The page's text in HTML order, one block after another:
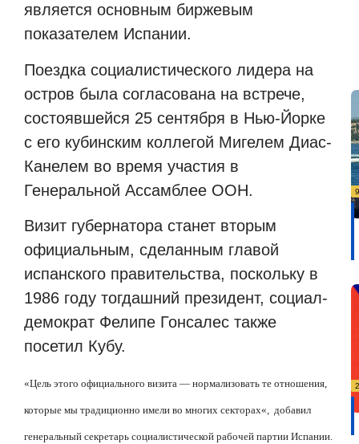
является основным биржевым
показателем Испании.
Поездка социалистического лидера на
остров была согласована на встрече,
состоявшейся 25 сентября в Нью-Йорке
с его кубинским коллегой Мигелем Диас-
Канелем во время участия в
Генеральной Ассамблее ООН.
Визит губернатора станет вторым
официальным, сделанным главой
испанского правительства, поскольку в
1986 году тогдашний президент, социал-
демократ Фелипе Гонсалес также
посетил Кубу.
«Цель этого официального визита — нормализовать те отношения,
которые мы традиционно имели во многих секторах«, добавил
генеральный секретарь социалистической рабочей партии Испании.